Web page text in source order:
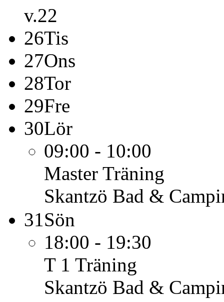
v.22
26Tis
27Ons
28Tor
29Fre
30Lör
09:00 - 10:00
Master Träning
Skantzö Bad &
31Sön
18:00 - 19:30
T 1 Träning
Skantzö Bad &